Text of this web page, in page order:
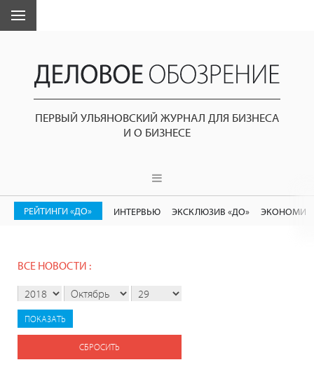
ПЕРВЫЙ УЛЬЯНОВСКИЙ ЖУРНАЛ ДЛЯ БИЗНЕСА
И О БИЗНЕСЕ
РЕЙТИНГИ «ДО» ИНТЕРВЬЮ ЭКСКЛЮЗИВ «ДО»
ВСЕ НОВОСТИ :
СБРОСИТЬ